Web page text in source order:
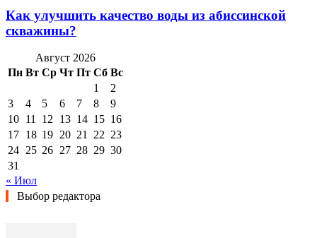
Как улучшить качество воды из абиссинской
скважины?
Август 2026
Пн Вт Ср Чт Пт Сб Вс
1
2
3
4 5 6 7 8
9
10 11 12 13 14 15 16
17 18 19 20 21 22 23
24 25 26 27 28 29 30
31
« Июл
Выбор редактора